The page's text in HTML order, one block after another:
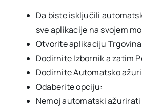
Da biste isključili
sve aplikacije na svojem
Otvorite aplikaciju Trgovina
Dodirnite Izbornik a zatim
Dodirnite Automatsko
Odaberite opciju:
Nemoj automatski